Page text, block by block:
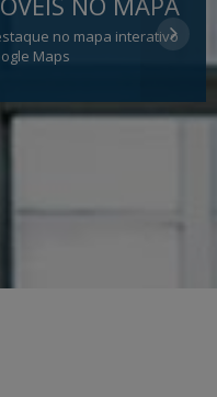
no mapa interativo
Maps